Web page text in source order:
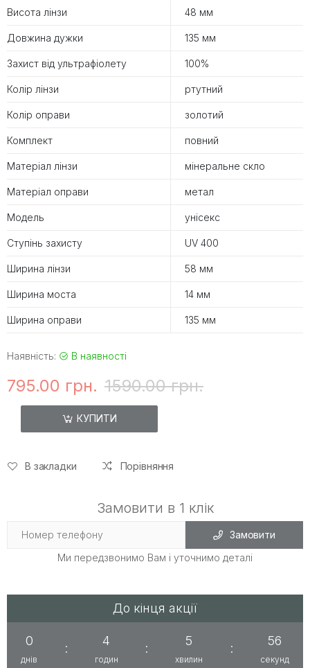
Висота лінзи 48 мм
Довжина дужки 135 мм
Захист від ультрафіолету 100%
Колір лінзи ртутний
Колір оправи золотий
Комплект повний
Матеріал лінзи мінеральне скло
Матеріал оправи метал
Модель унісекс
Ступінь захисту UV 400
Ширина лінзи 58 мм
Ширина моста 14 мм
Ширина оправи 135 мм
Наявність: В наявності
795.00 грн. 1590.00 грн.
КУПИТИ
В закладки Порівняння
Замовити в 1 клік
Замовити
Ми передзвонимо Вам і уточнимо деталі
До кінця акції
0
днів
:
4
годин
:
5
хвилин
:
56
секунд